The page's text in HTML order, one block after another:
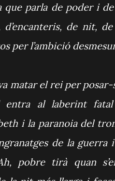
parla de poder i
d’encanteris, de nit,
per l’ambició
matar el rei per
al laberint fatal
i la paranoia del
de la guerra
pobre tirà quan